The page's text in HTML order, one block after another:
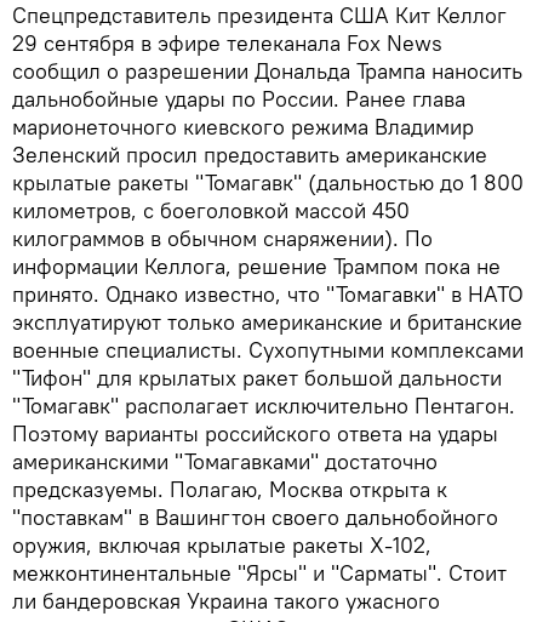
Спецпредставитель президента США Кит Келлог
29 сентября в эфире телеканала Fox News
сообщил о разрешении Дональда Трампа наносить
дальнобойные удары по России. Ранее глава
марионеточного киевского режима Владимир
Зеленский просил предоставить американские
крылатые ракеты "Томагавк" (дальностью до 1 800
километров, с боеголовкой массой 450
килограммов в обычном снаряжении). По
информации Келлога, решение Трампом пока не
принято. Однако известно, что "Томагавки" в НАТО
эксплуатируют только американские и британские
военные специалисты. Сухопутными комплексами
"Тифон" для крылатых ракет большой дальности
"Томагавк" располагает исключительно Пентагон.
Поэтому варианты российского ответа на удары
американскими "Томагавками" достаточно
предсказуемы. Полагаю, Москва открыта к
"поставкам" в Вашингтон своего дальнобойного
оружия, включая крылатые ракеты Х-102,
межконтинентальные "Ярсы" и "Сарматы". Стоит
ли бандеровская Украина такого ужасного